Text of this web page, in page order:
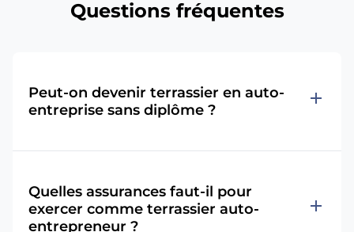
Questions fréquentes
Peut-on devenir terrassier en auto-
entreprise sans diplôme ?
add
Quelles assurances faut-il pour
exercer comme terrassier auto-
entrepreneur ?
add